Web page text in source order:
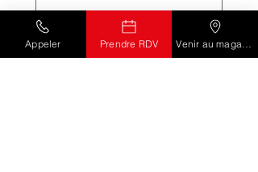
E‑mail
Appeler Prendre RDV